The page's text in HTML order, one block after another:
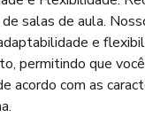
salas de aula.
e
permitindo que
acordo com as